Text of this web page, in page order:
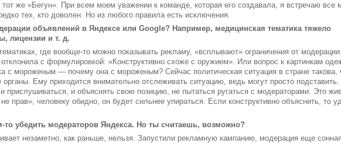
же «Бегун». При всем моем уважении к команде, которая его создавала, я встречаю все
тех, кто доволен. Но из любого правила есть исключения.
объявлений в Яндексе или Google? Например, медицинская тематика тяжело
лицензии и т. д.
где вообще-то можно показывать рекламу, «всплывают» ограничения от модерации.
с формулировкой: «Конструктивно схоже с оружием». Или вопрос к картинкам
с мороженым — почему она с мороженым? Сейчас политическая ситуация в стране такова,
Ему приходится внимательно отслеживать ситуацию, ведь могут просто подставить.
прислушиваться, и объяснять свою позицию, не пытаться ругаться с модераторами. Это
прав», человеку обидно, он будет сильнее упираться. Если конструктивно объяснить, то
убедить модераторов Яндекса. Но ты считаешь, возможно?
незаметно, как раньше, нельзя. Запустили рекламную кампанию, модерация еще